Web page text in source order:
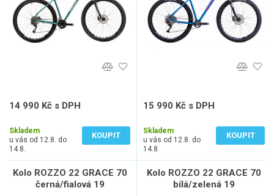
14 990 Kč s DPH
Skladem
u vás od 12.8. do
14.8.
KOUPIT
15 990 Kč s DPH
Skladem
u vás od 12.8. do
14.8.
KOUPIT
Kolo ROZZO 22 GRACE 70
černá/fialová 19
Kolo ROZZO 22 GRACE 70
bílá/zelená 19